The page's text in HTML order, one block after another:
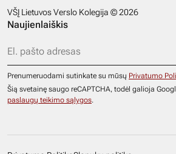
VŠĮ Lietuvos Verslo Kolegija © 2026
Naujienlaiškis
Prenumeruodami sutinkate su mūsų Privatumo
Šią svetainę saugo reCAPTCHA, todėl galioja
paslaugų teikimo sąlygos.